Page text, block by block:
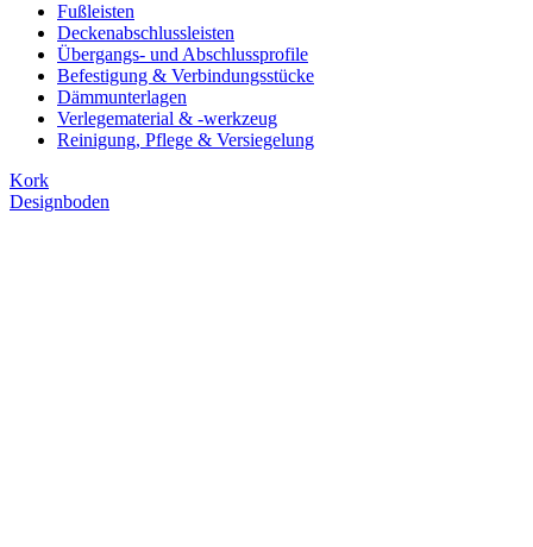
Fußleisten
Deckenabschlussleisten
Übergangs- und Abschlussprofile
Befestigung & Verbindungsstücke
Dämmunterlagen
Verlegematerial & -werkzeug
Reinigung, Pflege & Versiegelung
Kork
Designboden